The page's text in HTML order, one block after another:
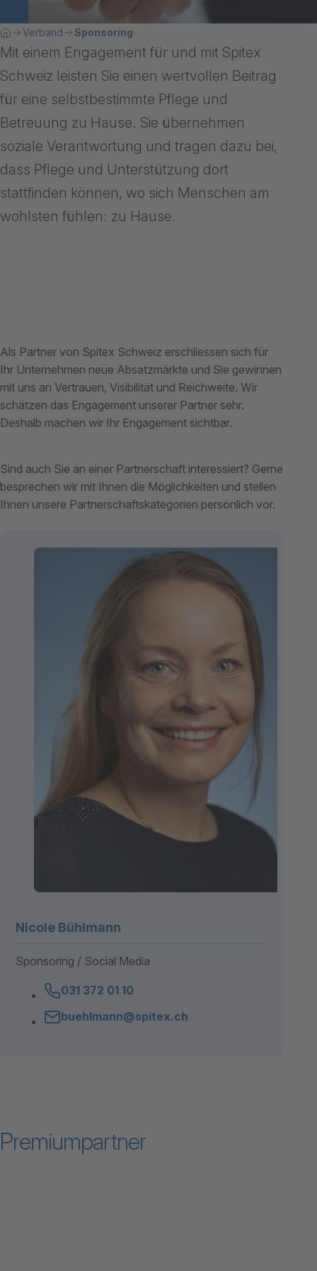
Breadcrumbnavigation
Sie befinden sich hier:
HomeVerband Sponsoring
Mit einem Engagement für und mit Spitex
Schweiz leisten Sie einen wertvollen Beitrag
für eine selbstbestimmte Pflege und
Betreuung zu Hause. Sie übernehmen
soziale Verantwortung und tragen dazu bei,
dass Pflege und Unterstützung dort
stattfinden können, wo sich Menschen am
wohlsten fühlen: zu Hause.
Als Partner von Spitex Schweiz erschliessen sich für
Ihr Unternehmen neue Absatzmärkte und Sie gewinnen
mit uns an Vertrauen, Visibilität und Reichweite. Wir
schätzen das Engagement unserer Partner sehr.
Deshalb machen wir Ihr Engagement sichtbar.
Sind auch Sie an einer Partnerschaft interessiert? Gerne
besprechen wir mit Ihnen die Möglichkeiten und stellen
Ihnen unsere Partnerschaftskategorien persönlich vor.
Nicole Bühlmann
Sponsoring / Social Media
031 372 01 10
buehlmann@spitex.ch
Premiumpartner